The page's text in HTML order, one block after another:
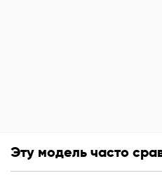
Эту модель часто